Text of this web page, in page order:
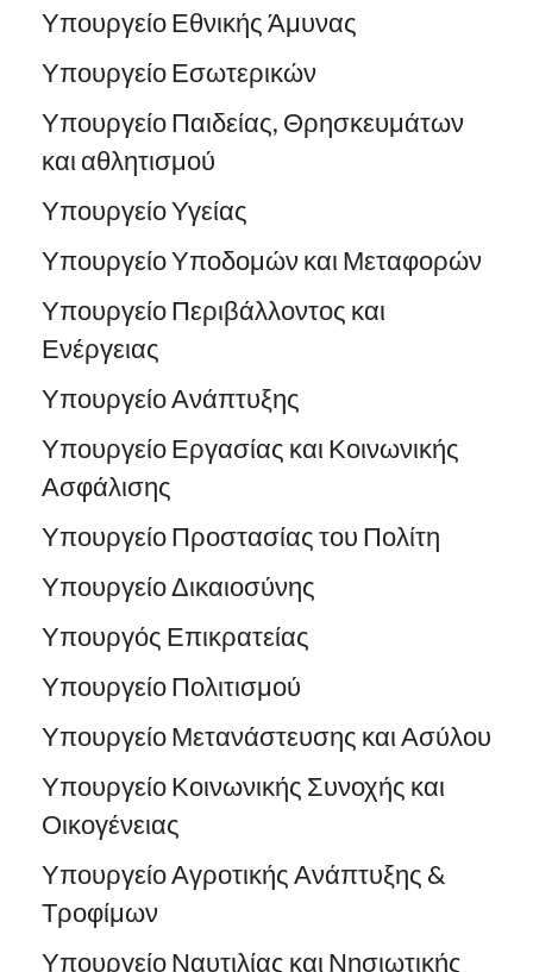
Υπουργείο Εθνικής Άμυνας
Υπουργείο Εσωτερικών
Υπουργείο Παιδείας, Θρησκευμάτων
και αθλητισμού
Υπουργείο Υγείας
Υπουργείο Υποδομών και Μεταφορών
Υπουργείο Περιβάλλοντος και
Ενέργειας
Υπουργείο Ανάπτυξης
Υπουργείο Εργασίας και Κοινωνικής
Ασφάλισης
Υπουργείο Προστασίας του Πολίτη
Υπουργείο Δικαιοσύνης
Υπουργός Επικρατείας
Υπουργείο Πολιτισμού
Υπουργείο Μετανάστευσης και Ασύλου
Υπουργείο Κοινωνικής Συνοχής και
Οικογένειας
Υπουργείο Αγροτικής Ανάπτυξης &
Τροφίμων
Υπουργείο Ναυτιλίας και Νησιωτικής